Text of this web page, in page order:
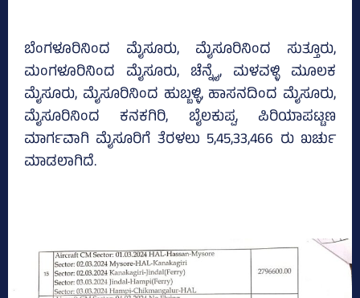
ಬೆಂಗಳೂರಿನಿಂದ ಮೈಸೂರು, ಮೈಸೂರಿನಿಂದ ಸುತ್ತೂರು,
ಮಂಗಳೂರಿನಿಂದ ಮೈಸೂರು, ಚೆನ್ನೈ, ಮಳವಳ್ಳಿ ಮೂಲಕ
ಮೈಸೂರು, ಮೈಸೂರಿನಿಂದ ಹುಬ್ಬಳ್ಳಿ, ಹಾಸನದಿಂದ ಮೈಸೂರು,
ಮೈಸೂರಿನಿಂದ ಕನಕಗಿರಿ, ಬೈಲಕುಪ್ಪ, ಪಿರಿಯಾಪಟ್ಟಣ
ಮಾರ್ಗವಾಗಿ ಮೈಸೂರಿಗೆ ತೆರಳಲು 5,45,33,466 ರು ಖರ್ಚು
ಮಾಡಲಾಗಿದೆ.